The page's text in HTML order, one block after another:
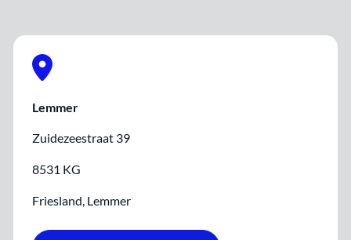
Lemmer
Zuidezeestraat 39
8531 KG
Friesland, Lemmer